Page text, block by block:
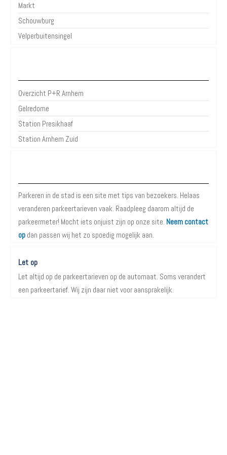
Markt
Schouwburg
Velperbuitensingel
Overzicht P+R Arnhem
Gelredome
Station Presikhaaf
Station Arnhem Zuid
Parkeren in de stad is een site met tips van bezoekers. Helaas
veranderen parkeertarieven vaak. Raadpleeg daarom altijd de
parkeermeter! Mocht iets onjuist zijn op onze site. Neem contact
op dan passen wij het zo spoedig mogelijk aan.
Let op
Let altijd op de parkeertarieven op de automaat. Soms verandert
een parkeertarief. Wij zijn daar niet voor aansprakelijk.